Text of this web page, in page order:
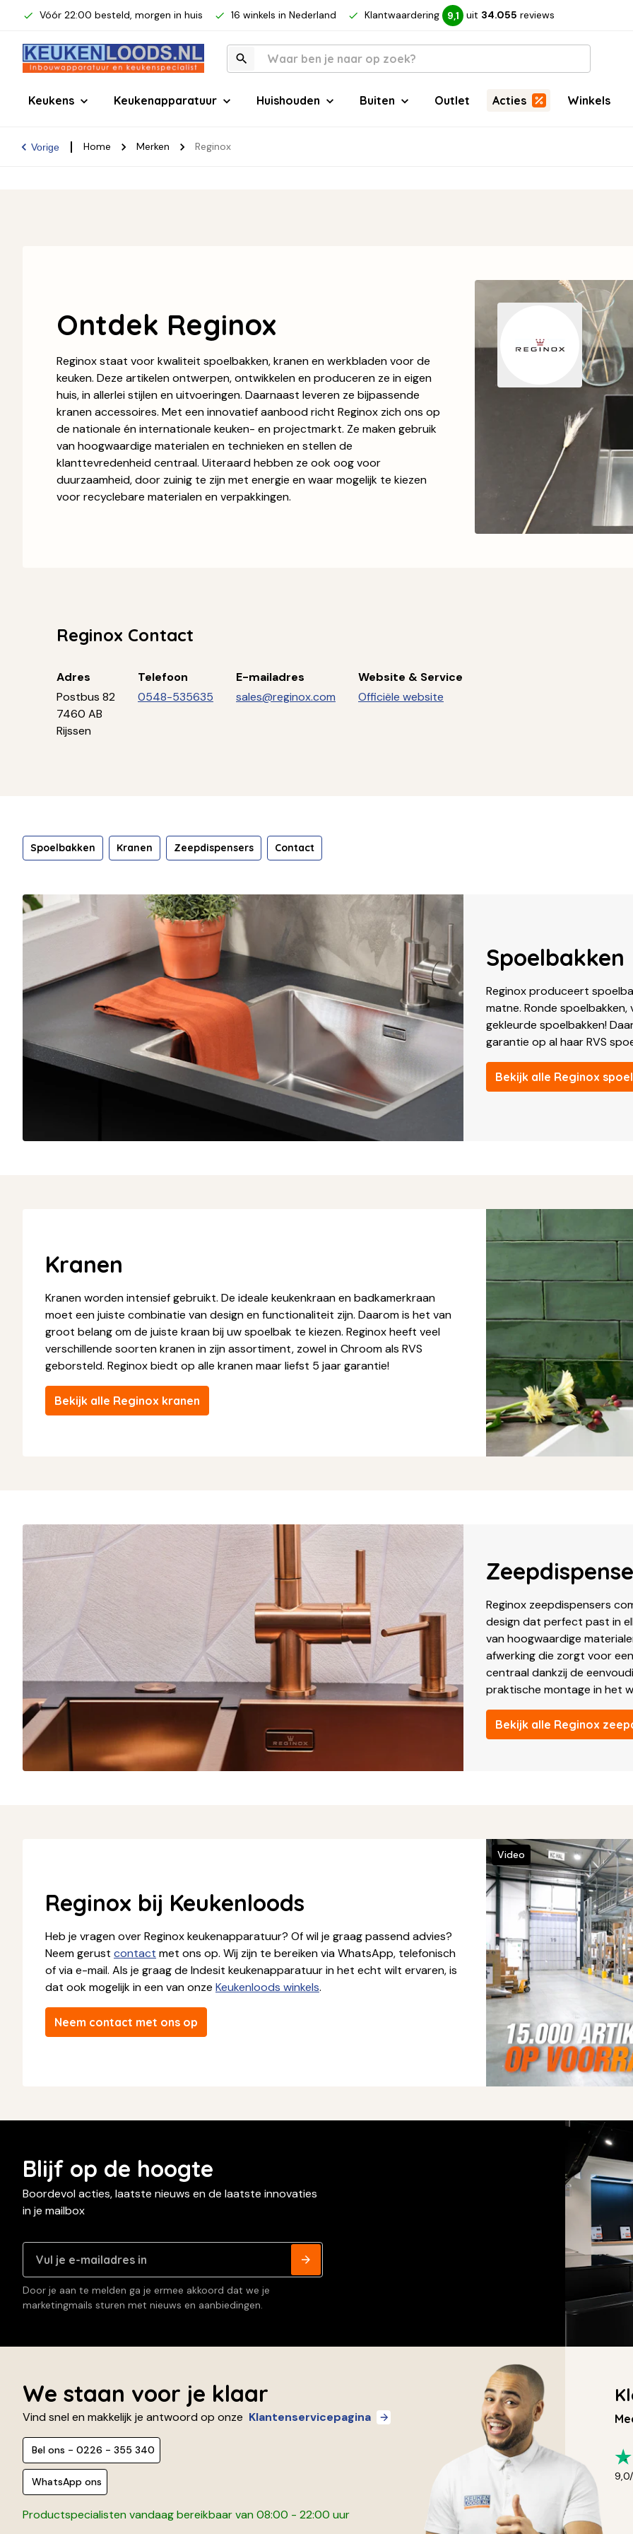
Vóór 22:00 besteld, morgen in huis 16 winkels in Nederland Klantwaardering 9,1 uit 34.055 reviews
Keukens Keukenapparatuur Huishouden Buiten Outlet Acties Winkels
Vorige Home Merken Reginox
Ontdek Reginox
Reginox staat voor kwaliteit spoelbakken, kranen en werkbladen voor de
keuken. Deze artikelen ontwerpen, ontwikkelen en produceren ze in eigen
huis, in allerlei stijlen en uitvoeringen. Daarnaast leveren ze bijpassende
kranen accessoires. Met een innovatief aanbood richt Reginox zich ons op
de nationale én internationale keuken- en projectmarkt. Ze maken gebruik
van hoogwaardige materialen en technieken en stellen de
klanttevredenheid centraal. Uiteraard hebben ze ook oog voor
duurzaamheid, door zuinig te zijn met energie en waar mogelijk te kiezen
voor recyclebare materialen en verpakkingen.
Reginox Contact
Adres
Postbus 82
7460 AB
Rijssen
Telefoon
0548-535635
E-mailadres
sales@reginox.com
Website & Service
Officiële website
Spoelbakken Kranen Zeepdispensers Contact
Spoelbakken
Reginox produceert
matne. Ronde
gekleurde spoelbakken!
garantie op al haar RVS
Bekijk alle Reginox
Kranen
Kranen worden intensief gebruikt. De ideale keukenkraan en badkamerkraan
moet een juiste combinatie van design en functionaliteit zijn. Daarom is het van
groot belang om de juiste kraan bij uw spoelbak te kiezen. Reginox heeft veel
verschillende soorten kranen in zijn assortiment, zowel in Chroom als RVS
geborsteld. Reginox biedt op alle kranen maar liefst 5 jaar garantie!
Bekijk alle Reginox kranen
Reginox zeepdispensers
design dat perfect past in
van hoogwaardige
afwerking die zorgt voor
centraal dankzij de
praktische montage in het
Bekijk alle Reginox
Reginox bij Keukenloods
Heb je vragen over Reginox keukenapparatuur? Of wil je graag passend advies?
Neem gerust contact met ons op. Wij zijn te bereiken via WhatsApp, telefonisch
of via e-mail. Als je graag de Indesit keukenapparatuur in het echt wilt ervaren, is
dat ook mogelijk in een van onze Keukenloods winkels.
Neem contact met ons op
Video
Blijf op de hoogte
Boordevol acties, laatste nieuws en de laatste innovaties
in je mailbox
Door je aan te melden ga je ermee akkoord dat we je
marketingmails sturen met nieuws en aanbiedingen.
We staan voor je klaar
Vind snel en makkelijk je antwoord op onze Klantenservicepagina
Bel ons - 0226 - 355 340
WhatsApp ons
Productspecialisten vandaag bereikbaar van 08:00 - 22:00 uur